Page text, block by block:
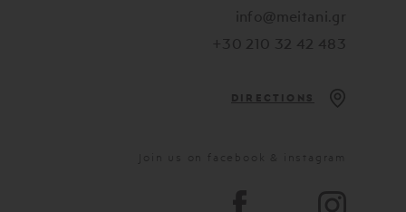
info@meitani.gr
+30 210 32 42 483
DIRECTIONS
Join us on facebook & instagram